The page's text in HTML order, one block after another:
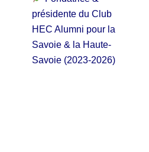
présidente du Club
HEC Alumni pour la
Savoie & la Haute-
Savoie (2023-2026)